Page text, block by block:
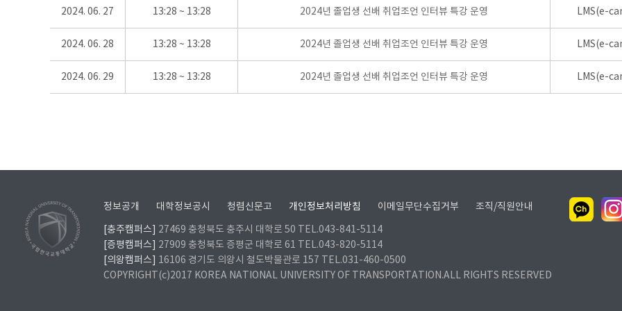
2024. 06. 27 13:28 ~ 13:28 2024년 졸업생 선배 취업조언 인터뷰 특강 운영 LMS(e-
2024. 06. 28 13:28 ~ 13:28 2024년 졸업생 선배 취업조언 인터뷰 특강 운영 LMS(e-
2024. 06. 29 13:28 ~ 13:28 2024년 졸업생 선배 취업조언 인터뷰 특강 운영 LMS(e-
정보공개 대학정보공시 청렴신문고 개인정보처리방침 이메일무단수집거부 조직/직원안내
[충주캠퍼스]
27469 충청북도 충주시 대학로 50 TEL.043-841-5114
[증평캠퍼스]
27909 충청북도 증평군 대학로 61 TEL.043-820-5114
[의왕캠퍼스]
16106 경기도 의왕시 철도박물관로 157 TEL.031-460-0500
COPYRIGHT(c)2017 KOREA NATIONAL UNIVERSITY OF TRANSPORTATION.ALL RIGHTS RESERVED